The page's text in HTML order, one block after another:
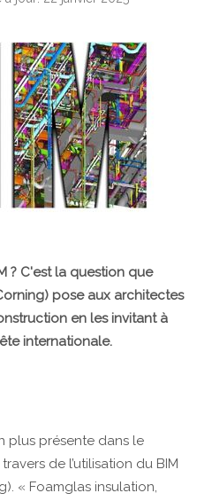
? C'est la question que
pose aux architectes
en les invitant à
internationale.
plus présente dans le
de l’utilisation du BIM
« Foamglas insulation,